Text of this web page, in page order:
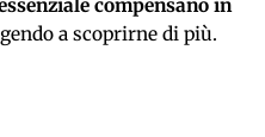
compensano in
a scoprirne di più.